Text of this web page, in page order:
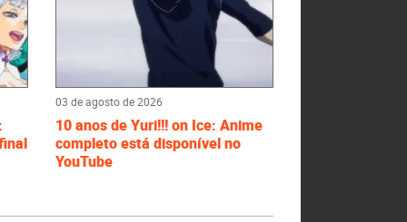
03 de agosto de 2026
10 anos de Yuri!!! on Ice: Anime
completo está disponível no
YouTube